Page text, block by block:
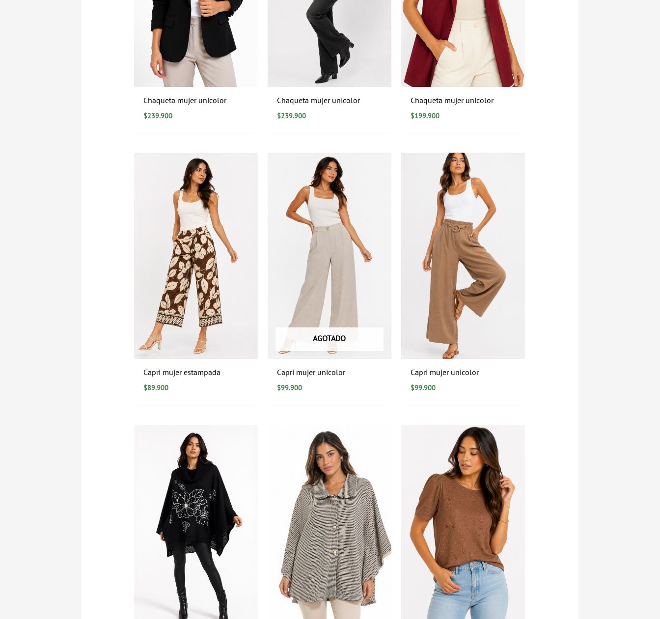
Chaqueta mujer unicolor
$239.900
Chaqueta mujer unicolor
$239.900
Chaqueta mujer unicolor
$199.900
Capri mujer estampada
$89.900
AGOTADO
Capri mujer unicolor
$99.900
Capri mujer unicolor
$99.900